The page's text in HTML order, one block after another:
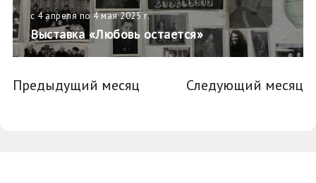
с 4 апреля по 4 мая 2025 г.
Выставка «Любовь остается»
Предыдущий месяц Следующий месяц